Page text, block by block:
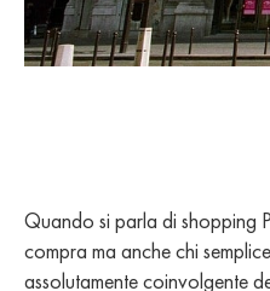
Quando si parla di shopping
compra ma anche chi
assolutamente coinvolgente